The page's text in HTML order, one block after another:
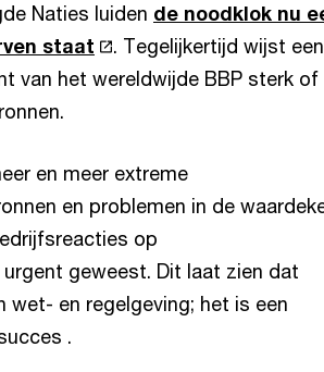
Naties luiden de noodklok nu
staat
. Tegelijkertijd wijst een
van het wereldwijde BBP sterk of
en meer extreme
en problemen in de
op
geweest. Dit laat zien dat
wet- en regelgeving; het is een
.